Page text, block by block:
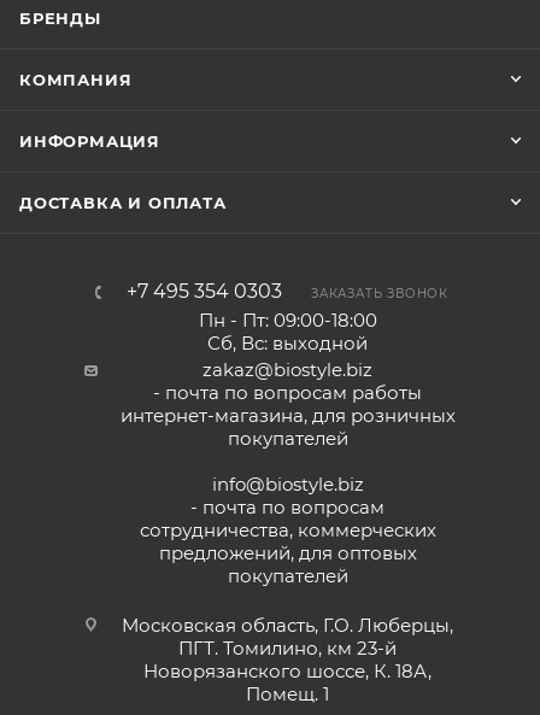
БРЕНДЫ
КОМПАНИЯ
ИНФОРМАЦИЯ
ДОСТАВКА И ОПЛАТА
+7 495 354 0303 ЗАКАЗАТЬ ЗВОНОК
Пн - Пт: 09:00-18:00
Сб, Вс: выходной
zakaz@biostyle.biz
- почта по вопросам работы
интернет-магазина, для розничных
покупателей
info@biostyle.biz
- почта по вопросам
сотрудничества, коммерческих
предложений, для оптовых
покупателей
Московская область, Г.О. Люберцы,
ПГТ. Томилино, км 23-й
Новорязанского шоссе, К. 18А,
Помещ. 1